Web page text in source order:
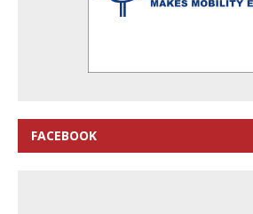
FACEBOOK